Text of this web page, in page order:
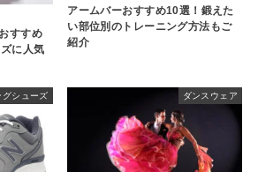
すすめ
に人気
アームバーおすすめ10選！鍛えた
い部位別のトレーニング方法もご
紹介
シューズ ダンスウェア